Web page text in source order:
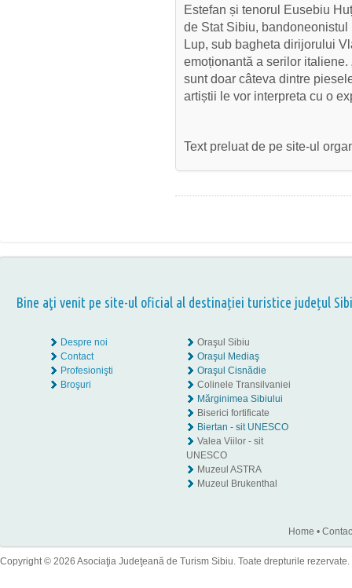
Estefan și tenorul Eusebiu
de Stat Sibiu,
Lup, sub bagheta dirijorului
emoționantă a serilor italiene.
sunt doar câteva dintre
artiștii le vor interpreta cu o
Text preluat de pe site-ul
Bine aţi venit pe site-ul oficial al destinației turistice județul
Despre noi
Contact
Profesionişti
Broşuri
Oraşul Sibiu
Oraşul Mediaş
Oraşul Cisnădie
Colinele Transilvaniei
Mărginimea Sibiului
Biserici fortificate
Biertan - sit UNESCO
Valea Viilor - sit
UNESCO
Muzeul ASTRA
Muzeul Brukenthal
Home •
Copyright © 2026 Asociaţia Judeţeană de Turism Sibiu. Toate drepturile rezervate.